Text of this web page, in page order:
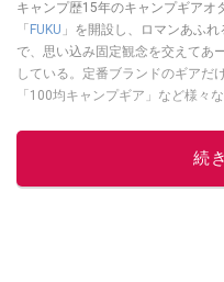
キャンプ歴15年のキャンプギア
「FUKU 」を開設し、ロマンあふ
で、思い込み固定観念を交えてあ
している。定番ブランドのギアだ
「100均キャンプギア」など様々
続